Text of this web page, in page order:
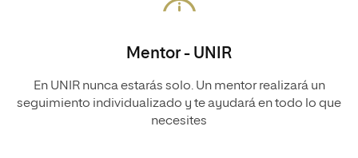
Mentor - UNIR
En UNIR nunca estarás solo. Un mentor realizará un
seguimiento individualizado y te ayudará en todo lo que
necesites